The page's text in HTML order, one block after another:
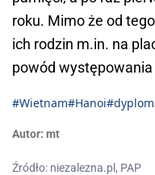
roku. Mimo że od
ich rodzin m.in. na
powód występowania
#Wietnam#Hanoi
Autor: mt
Źródło: niezalezna.pl, PAP